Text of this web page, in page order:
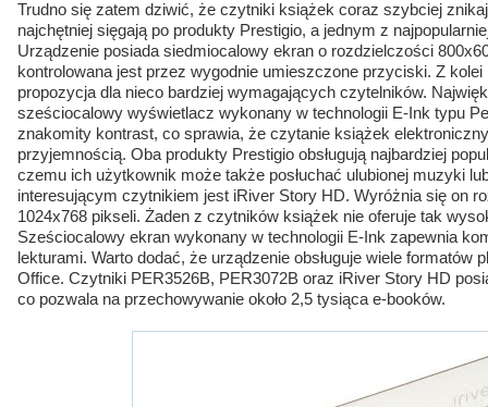
Trudno się zatem dziwić, że czytniki książek coraz szybciej
najchętniej sięgają po produkty Prestigio, a jednym z
Urządzenie posiada siedmiocalowy ekran o rozdzielczości
kontrolowana jest przez wygodnie umieszczone przyciski. Z
propozycja dla nieco bardziej wymagających czytelników.
sześciocalowy wyświetlacz wykonany w technologii E-Ink typu
znakomity kontrast, co sprawia, że czytanie książek
przyjemnością. Oba produkty Prestigio obsługują najbardziej
czemu ich użytkownik może także posłuchać ulubionej muzyki
interesującym czytnikiem jest iRiver Story HD. Wyróżnia się on
1024x768 pikseli. Żaden z czytników książek nie oferuje tak
Sześciocalowy ekran wykonany w technologii E-Ink zapewnia
lekturami. Warto dodać, że urządzenie obsługuje wiele formatów
Office. Czytniki PER3526B, PER3072B oraz iRiver Story HD
co pozwala na przechowywanie około 2,5 tysiąca e-booków.